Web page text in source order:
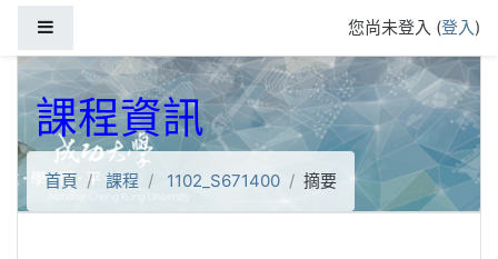
您尚未登入 (登入)
課程資訊
首頁 課程 1102_S671400 摘要